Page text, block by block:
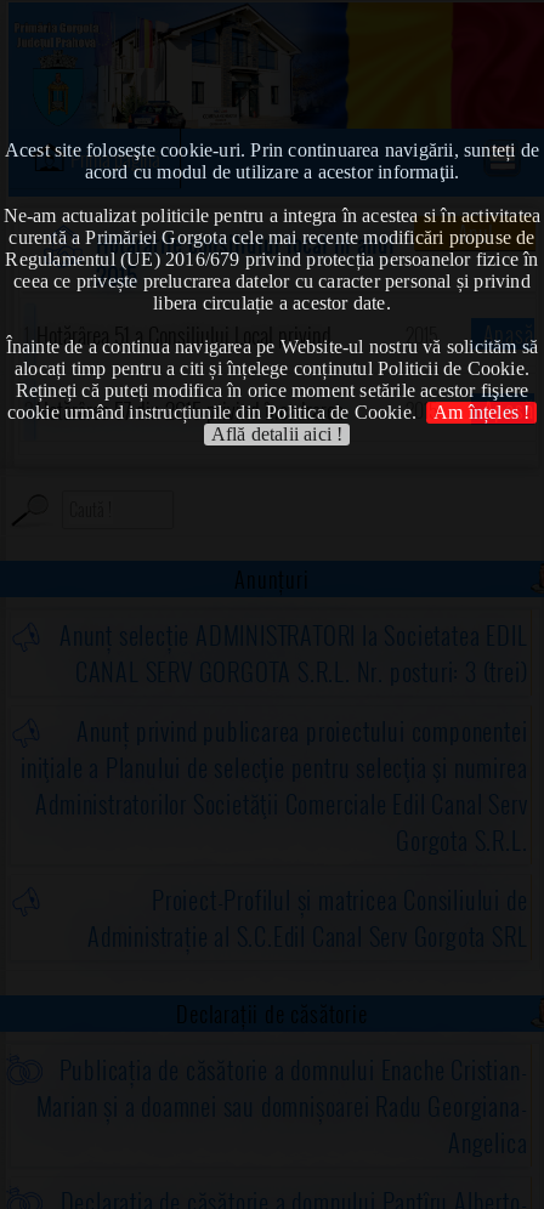
Acest site foloseşte cookie-uri. Prin continuarea navigării, sunteți de
acord cu modul de utilizare a acestor informaţii.
Ne-am actualizat politicile pentru a integra în acestea si în activitatea
curentă a Primăriei Gorgota cele mai recente modificări propuse de
Regulamentul (UE) 2016/679 privind protecția persoanelor fizice în
ceea ce privește prelucrarea datelor cu caracter personal și privind
libera circulație a acestor date.
Înainte de a continua navigarea pe Website-ul nostru vă solicităm să
alocați timp pentru a citi și înțelege conținutul Politicii de Cookie.
Rețineți că puteți modifica în orice moment setările acestor fişiere
cookie urmând instrucțiunile din Politica de Cookie.
Am înțeles !
Află detalii aici !
Prima pagină
Anul
Hotărârile consiliului local în anul
2015
Hotărârea 51 a Consiliului Local privind
aprobarea nivelurilor impozitelor și taxelor
2015 Apasă
!
Hotărârea 57 din 2015 privind încadrarea
2015 Apasă
Anunțuri
Anunț selecție ADMINISTRATORI la Societatea EDIL
CANAL SERV GORGOTA S.R.L. Nr. posturi: 3 (trei)
Anunț privind publicarea proiectului componentei
iniţiale a Planului de selecţie pentru selecţia şi numirea
Administratorilor Societăţii Comerciale Edil Canal Serv
Gorgota S.R.L.
Proiect-Profilul și matricea Consiliului de
Administrație al S.C.Edil Canal Serv Gorgota SRL
Declarații de căsătorie
Publicația de căsătorie a domnului Enache Cristian-
Marian și a doamnei sau domnișoarei Radu Georgiana-
Angelica